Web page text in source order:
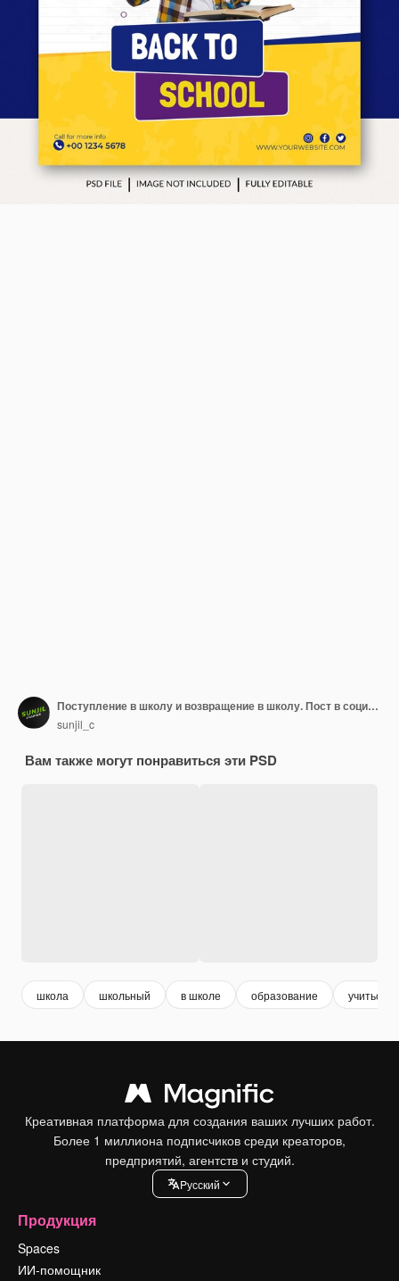
Поступление в школу и возвращение в школу. Пост в социальных сетях или дизайн баннера Премиум-шаблон
sunjil_c
Вам также могут понравиться эти PSD
школа школьный в школе образование учиться
Креативная платформа для создания ваших лучших работ.
Более 1 миллиона подписчиков среди креаторов,
предприятий, агентств и студий.
Pусский
Продукция
Spaces
ИИ-помощник